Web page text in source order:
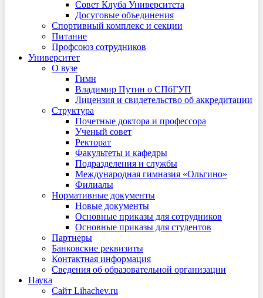
Совет Клуба Университета
Досуговые объединения
Спортивный комплекс и секции
Питание
Профсоюз сотрудников
Университет
О вузе
Гимн
Владимир Путин о СПбГУП
Лицензия и свидетельство об аккредитации
Структура
Почетные доктора и профессора
Ученый совет
Ректорат
Факультеты и кафедры
Подразделения и службы
Международная гимназия «Ольгино»
Филиалы
Нормативные документы
Новые документы
Основные приказы для сотрудников
Основные приказы для студентов
Партнеры
Банковские реквизиты
Контактная информация
Сведения об образовательной организации
Наука
Сайт Lihachev.ru